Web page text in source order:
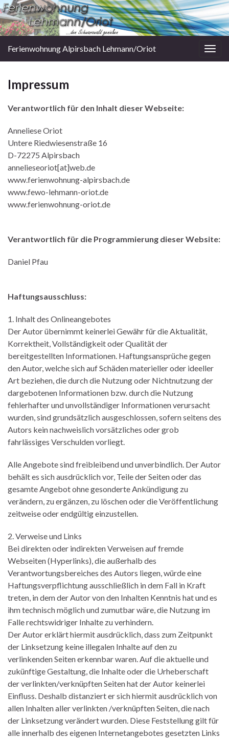
Ferienwohnung Alpirsbach Lehmann/Oriot
Impressum
Verantwortlich für den Inhalt dieser Webseite:
Anneliese Oriot
Untere Riedwiesenstraße 16
D-72275 Alpirsbach
annelieseoriot[at]web.de
www.ferienwohnung-alpirsbach.de
www.fewo-lehmann-oriot.de
www.ferienwohnung-oriot.de
Verantwortlich für die Programmierung dieser Website:
Daniel Pfau
Haftungsausschluss:
1. Inhalt des Onlineangebotes
Der Autor übernimmt keinerlei Gewähr für die Aktualität,
Korrektheit, Vollständigkeit oder Qualität der
bereitgestellten Informationen. Haftungsansprüche gegen
den Autor, welche sich auf Schäden materieller oder ideeller
Art beziehen, die durch die Nutzung oder Nichtnutzung der
dargebotenen Informationen bzw. durch die Nutzung
fehlerhafter und unvollständiger Informationen verursacht
wurden, sind grundsätzlich ausgeschlossen, sofern seitens des
Autors kein nachweislich vorsätzliches oder grob
fahrlässiges Verschulden vorliegt.
Alle Angebote sind freibleibend und unverbindlich. Der Autor
behält es sich ausdrücklich vor, Teile der Seiten oder das
gesamte Angebot ohne gesonderte Ankündigung zu
verändern, zu ergänzen, zu löschen oder die Veröffentlichung
zeitweise oder endgültig einzustellen.
2. Verweise und Links
Bei direkten oder indirekten Verweisen auf fremde
Webseiten (Hyperlinks), die außerhalb des
Verantwortungsbereiches des Autors liegen, würde eine
Haftungsverpflichtung ausschließlich in dem Fall in Kraft
treten, in dem der Autor von den Inhalten Kenntnis hat und es
ihm technisch möglich und zumutbar wäre, die Nutzung im
Falle rechtswidriger Inhalte zu verhindern.
Der Autor erklärt hiermit ausdrücklich, dass zum Zeitpunkt
der Linksetzung keine illegalen Inhalte auf den zu
verlinkenden Seiten erkennbar waren. Auf die aktuelle und
zukünftige Gestaltung, die Inhalte oder die Urheberschaft
der verlinkten/verknüpften Seiten hat der Autor keinerlei
Einfluss. Deshalb distanziert er sich hiermit ausdrücklich von
allen Inhalten aller verlinkten /verknüpften Seiten, die nach
der Linksetzung verändert wurden. Diese Feststellung gilt für
alle innerhalb des eigenen Internetangebotes gesetzten Links